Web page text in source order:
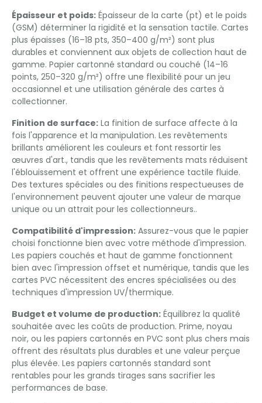
Épaisseur et poids: Épaisseur de la carte (pt) et le poids
(GSM) déterminer la rigidité et la sensation tactile. Cartes
plus épaisses (16–18 pts, 350–400 g/m²) sont plus
durables et conviennent aux objets de collection haut de
gamme. Papier cartonné standard ou couché (14–16
points, 250–320 g/m²) offre une flexibilité pour un jeu
occasionnel et une utilisation générale des cartes à
collectionner.
Finition de surface: La finition de surface affecte à la
fois l'apparence et la manipulation. Les revêtements
brillants améliorent les couleurs et font ressortir les
œuvres d'art., tandis que les revêtements mats réduisent
l'éblouissement et offrent une expérience tactile fluide.
Des textures spéciales ou des finitions respectueuses de
l'environnement peuvent ajouter une valeur de marque
unique ou un attrait pour les collectionneurs..
Compatibilité d'impression: Assurez-vous que le papier
choisi fonctionne bien avec votre méthode d'impression.
Les papiers couchés et haut de gamme fonctionnent
bien avec l'impression offset et numérique, tandis que les
cartes PVC nécessitent des encres spécialisées ou des
techniques d'impression UV/thermique.
Budget et volume de production: Équilibrez la qualité
souhaitée avec les coûts de production. Prime, noyau
noir, ou les papiers cartonnés en PVC sont plus chers mais
offrent des résultats plus durables et une valeur perçue
plus élevée. Les papiers cartonnés standard sont
rentables pour les grands tirages sans sacrifier les
performances de base.